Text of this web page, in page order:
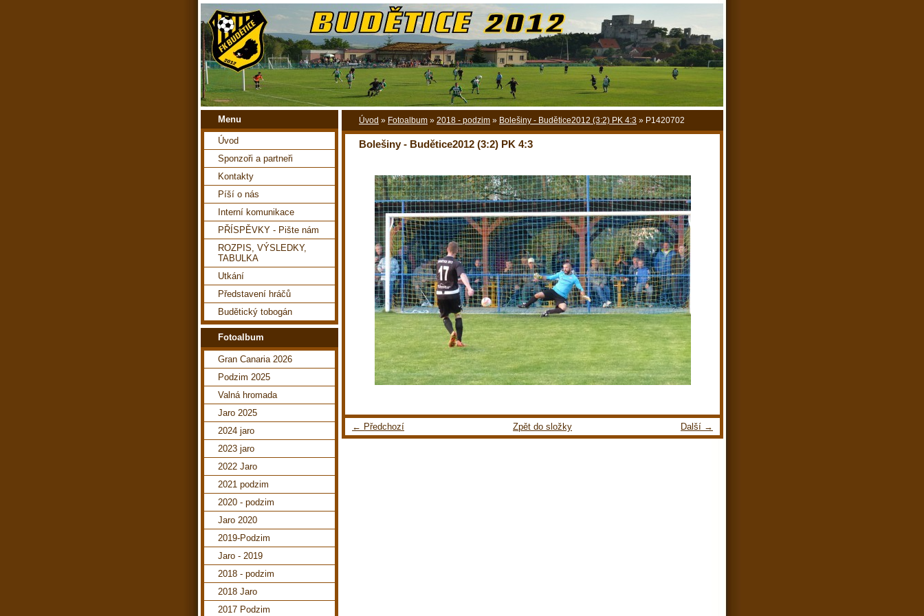
Úvod » Fotoalbum » 2018 - podzim » Bolešiny - Budětice2012 (3:2) PK 4:3 » P1420702
Bolešiny - Budětice2012 (3:2) PK 4:3
← Předchozí Další →
Zpět do složky
Menu
Úvod
Sponzoři a partneři
Kontakty
Píší o nás
Interní komunikace
PŘÍSPĚVKY - Pište nám
ROZPIS, VÝSLEDKY,
TABULKA
Utkání
Představení hráčů
Budětický tobogán
Fotoalbum
Gran Canaria 2026
Podzim 2025
Valná hromada
Jaro 2025
2024 jaro
2023 jaro
2022 Jaro
2021 podzim
2020 - podzim
Jaro 2020
2019-Podzim
Jaro - 2019
2018 - podzim
2018 Jaro
2017 Podzim